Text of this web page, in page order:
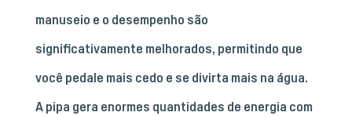
manuseio e o desempenho são
significativamente melhorados, permitindo que
você pedale mais cedo e se divirta mais na água.
A pipa gera enormes quantidades de energia com